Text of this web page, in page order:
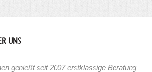
UNS
genießt seit 2007 erstklassige Beratung